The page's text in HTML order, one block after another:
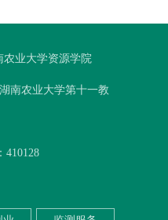
农业大学资源学院
南农业大学第十一教
410128